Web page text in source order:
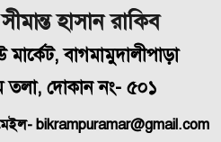
হাসান রাকিব
মার্কেট, বাগমামুদালীপাড়া
তলা, দোকান নং- ৫০১
bikrampuramar@gmail.com